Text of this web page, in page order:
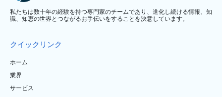
私たちは数十年の経験を持つ専門家のチームであり、進化し続ける情報、知
識、知恵の世界とつながるお手伝いをすることを決意しています。
クイックリンク
ホーム
業界
サービス